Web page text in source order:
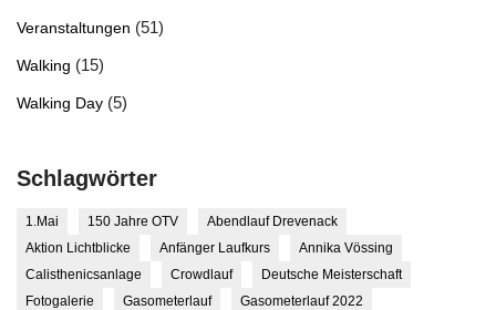
Veranstaltungen (51)
Walking (15)
Walking Day (5)
Schlagwörter
1.Mai 150 Jahre OTV
Abendlauf Drevenack
Aktion Lichtblicke
Anfänger Laufkurs
Annika Vössing
Calisthenicsanlage
Crowdlauf
Deutsche Meisterschaft
Fotogalerie
Gasometerlauf
Gasometerlauf 2022